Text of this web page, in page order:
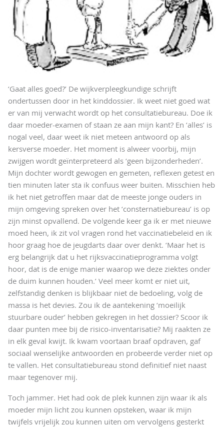
‘Gaat alles goed?’ De wijkverpleegkundige schrijft
ondertussen door in het kinddossier. Ik weet niet goed wat
er van mij verwacht wordt op het consultatiebureau. Doe ik
daar moeder-examen of staan ze aan mijn kant? En ‘alles’ is
nogal veel, daar weet ik niet meteen antwoord op als
kersverse moeder. Het moment is alweer voorbij, mijn
zwijgen wordt geïnterpreteerd als ‘geen bijzonderheden’.
Mijn dochter wordt gewogen en gemeten, reflexen getest en
tien minuten later sta ik confuus weer buiten. Misschien heb
ik het niet getroffen maar dat de meeste jonge ouders in
mijn omgeving spreken over het ‘consternatiebureau’ is op
zijn minst opvallend. De volgende keer ga ik er met nieuwe
moed heen, ik zit vol vragen rond het vaccinatiebeleid en ik
hoor graag hoe de jeugdarts daar over denkt. ‘Maar het is
erg belangrijk dat u het rijksvaccinatieprogramma volgt
hoor, dat is de enige manier waarop we deze ziektes onder
de duim kunnen houden.’ Veel meer komt er niet uit,
zelfstandig denken is blijkbaar niet de bedoeling, volg de
massa is het devies. Zou ik de aantekening ‘moeilijk
stuurbare ouder’ hebben gekregen in het dossier? Scoor ik
daar punten mee bij de risico-inventarisatie? Mij raakten ze
in elk geval kwijt. Ik kwam voortaan braaf opdraven, gaf
sociaal wenselijke antwoorden en probeerde verder niet op
te vallen. Het consultatiebureau stond definitief niet naast
maar tegenover mij.
Toch jammer. Het had ook de plek kunnen zijn waar ik als
moeder mijn licht zou kunnen opsteken, waar ik mijn
twijfels vrijelijk zou kunnen uiten om vervolgens gesterkt